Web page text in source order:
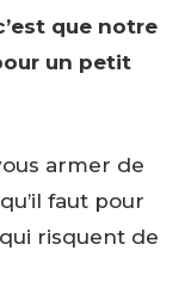
que notre
un petit
armer de
faut pour
risquent de